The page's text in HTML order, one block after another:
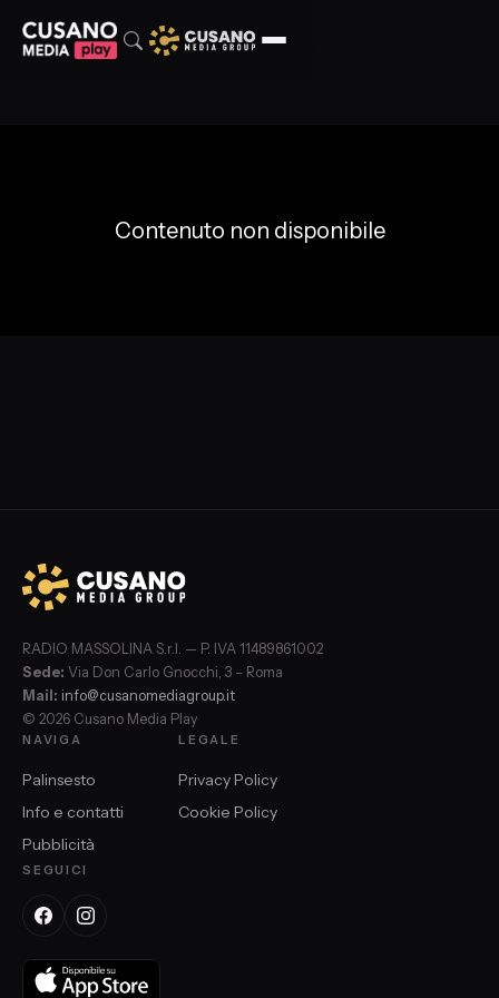
Contenuto non disponibile
RADIO MASSOLINA S.r.l. — P. IVA 11489861002
Sede: Via Don Carlo Gnocchi, 3 – Roma
Mail: info@cusanomediagroup.it
© 2026 Cusano Media Play
NAVIGA
Palinsesto
Info e contatti
Pubblicità
LEGALE
Privacy Policy
Cookie Policy
SEGUICI